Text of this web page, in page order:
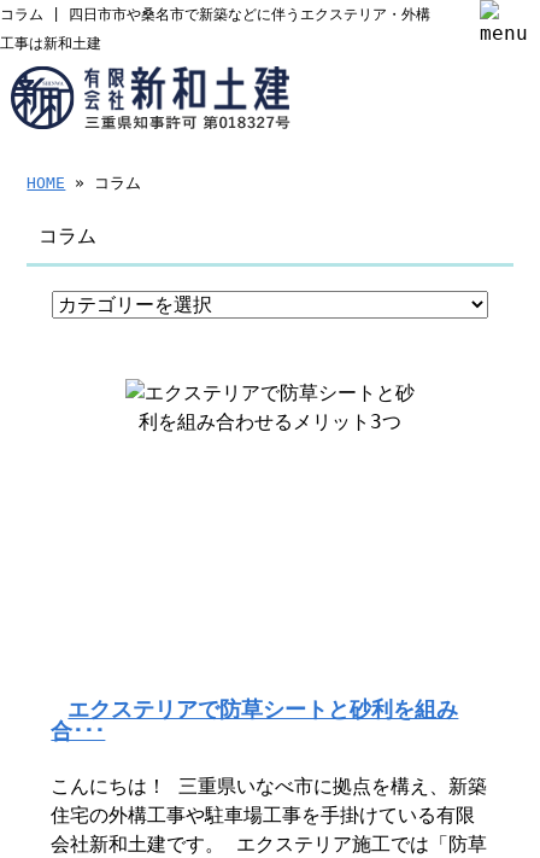
コラム | 四日市市や桑名市で新築などに伴うエクステリア・外構
工事は新和土建
HOME » コラム
コラム
エクステリアで防草シートと砂利を組み
合･･･
こんにちは！ 三重県いなべ市に拠点を構え、新築
住宅の外構工事や駐車場工事を手掛けている有限
会社新和土建です。 エクステリア施工では「防草